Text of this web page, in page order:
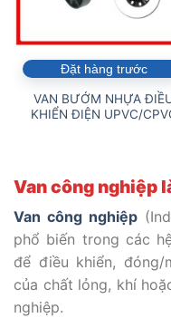
Đặt hàng trước
VAN BƯỚM NHỰA
KHIỂN ĐIỆN UPVC/
Van công nghiệp
Van công nghiệp
phổ biến trong các
để điều khiển,
của chất lỏng, khí
nghiệp.